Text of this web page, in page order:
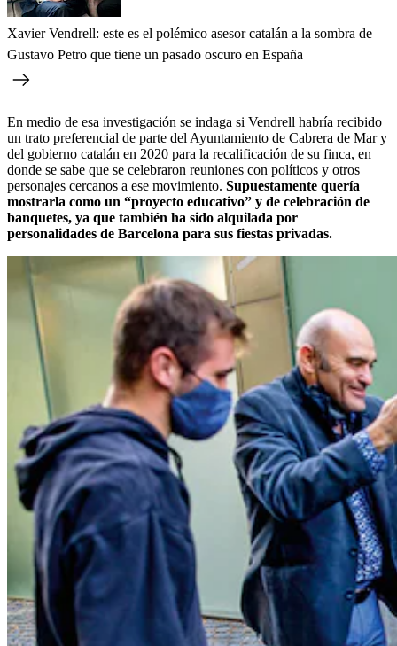
Xavier Vendrell: este es el polémico asesor catalán a la sombra de
Gustavo Petro que tiene un pasado oscuro en España
En medio de esa investigación se indaga si Vendrell habría recibido
un trato preferencial de parte del Ayuntamiento de Cabrera de Mar y
del gobierno catalán en 2020 para la recalificación de su finca, en
donde se sabe que se celebraron reuniones con políticos y otros
personajes cercanos a ese movimiento. Supuestamente quería
mostrarla como un “proyecto educativo” y de celebración de
banquetes, ya que también ha sido alquilada por
personalidades de Barcelona para sus fiestas privadas.